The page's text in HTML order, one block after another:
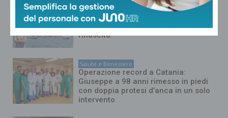
Salute e Benessere
Tumori, Ail nello Stretto di Messina:
rinascita
Salute e Benessere
Operazione record a Catania:
Giuseppe a 98 anni rimesso in piedi
con doppia protesi d’anca in un solo
intervento